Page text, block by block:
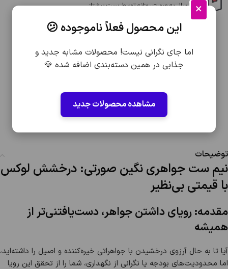
ارسال به صورت روزانه توسط پست پیشتاز
توضیحات
نیم ست جواهری نگین صورتی: درخشش لوکس
با قیمتی بی‌نظیر
مقدمه: رویای داشتن جواهر، دست‌یافتنی‌تر از
همیشه
آیا تا به حال آرزوی درخشیدن با جواهراتی خیره‌کننده و اصیل را داشته‌اید،
اما محدودیت‌های بودجه یا نگرانی از نگهداری، شما را از تحقق این رویا
×
این محصول فعلاً ناموجوده 😕
اما جای نگرانی نیست! محصولات مشابه جدید و
جذابی در همین دسته‌بندی اضافه شده 💎
مشاهده محصولات جدید